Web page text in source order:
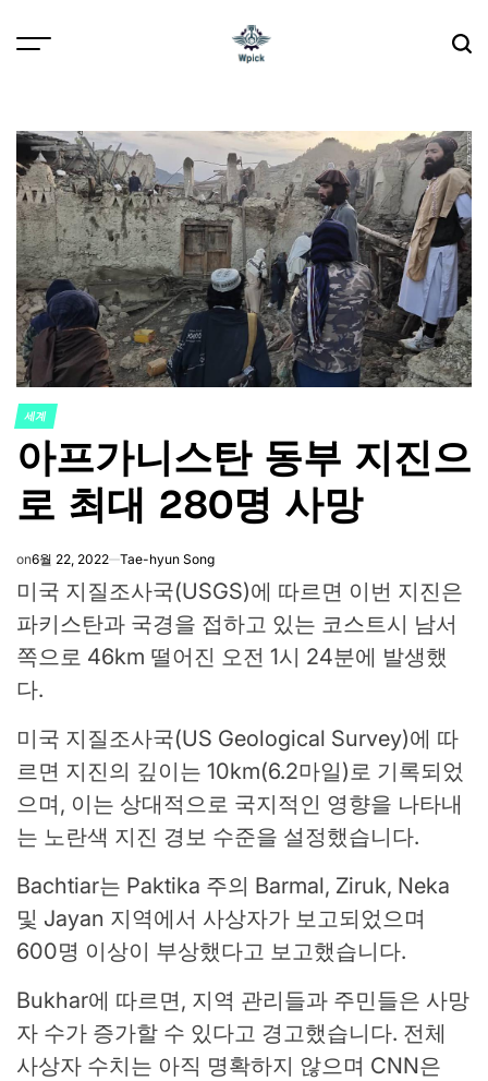
POSTED
IN
세계
아프가니스탄 동부 지진으
로 최대 280명 사망
on6월 22, 2022 Tae-hyun Song
미국 지질조사국(USGS)에 따르면 이번 지진은
파키스탄과 국경을 접하고 있는 코스트시 남서
쪽으로 46km 떨어진 오전 1시 24분에 발생했
다.
미국 지질조사국(US Geological Survey)에 따
르면 지진의 깊이는 10km(6.2마일)로 기록되었
으며, 이는 상대적으로 국지적인 영향을 나타내
는 노란색 지진 경보 수준을 설정했습니다.
Bachtiar는 Paktika 주의 Barmal, Ziruk, Neka
및 Jayan 지역에서 사상자가 보고되었으며
600명 이상이 부상했다고 보고했습니다.
Bukhar에 따르면, 지역 관리들과 주민들은 사망
자 수가 증가할 수 있다고 경고했습니다. 전체
사상자 수치는 아직 명확하지 않으며 CNN은